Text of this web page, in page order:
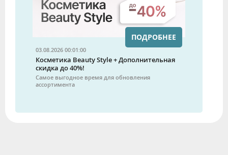
03.08.2026 00:01:00
Косметика Beauty Style + Дополнительная
скидка до 40%!
Самое выгодное время для обновления
ассортимента
ПОДРОБНЕЕ